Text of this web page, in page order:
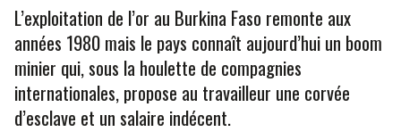
L’exploitation de l’or au Burkina Faso remonte aux
années 1980 mais le pays connaît aujourd’hui un boom
minier qui, sous la houlette de compagnies
internationales, propose au travailleur une corvée
d’esclave et un salaire indécent.